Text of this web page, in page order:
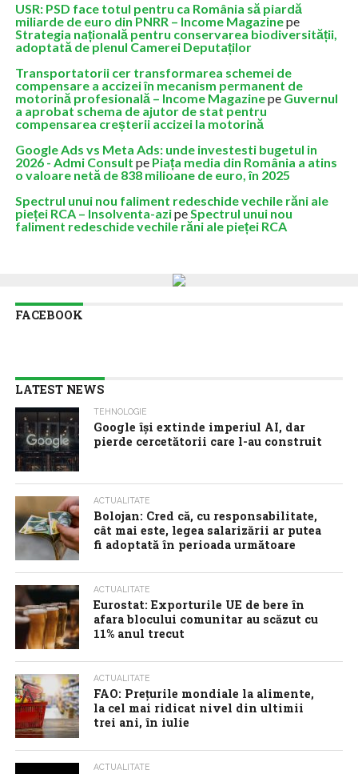
USR: PSD face totul pentru ca România să piardă
miliarde de euro din PNRR – Income Magazinepe
Strategia națională pentru conservarea biodiversității,
adoptată de plenul Camerei Deputaților
Transportatorii cer transformarea schemei de
compensare a accizei în mecanism permanent de
motorină profesională – Income Magazinepe Guvernul
a aprobat schema de ajutor de stat pentru
compensarea creșterii accizei la motorină
Google Ads vs Meta Ads: unde investesti bugetul in
2026 - Admi Consult pe Piața media din România a atins
o valoare netă de 838 milioane de euro, în 2025
Spectrul unui nou faliment redeschide vechile răni ale
pieței RCA – Insolventa-azipeSpectrul unui nou
faliment redeschide vechile răni ale pieței RCA
FACEBOOK
LATEST NEWS
TEHNOLOGIE
Google îşi extinde imperiul AI, dar
pierde cercetătorii care l-au construit
ACTUALITATE
Bolojan: Cred că, cu responsabilitate,
cât mai este, legea salarizării ar putea
fi adoptată în perioada următoare
ACTUALITATE
Eurostat: Exporturile UE de bere în
afara blocului comunitar au scăzut cu
11% anul trecut
ACTUALITATE
FAO: Prețurile mondiale la alimente,
la cel mai ridicat nivel din ultimii
trei ani, în iulie
ACTUALITATE